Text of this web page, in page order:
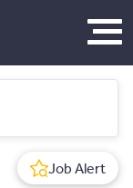
Job Alert